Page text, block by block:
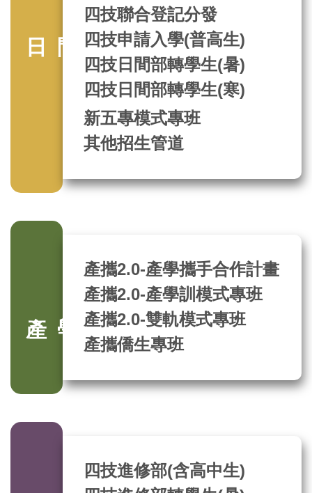
日間部招生
四技聯合登記分發
四技申請入學(普高生)
四技日間部轉學生(暑)
四技日間部轉學生(寒)
新五專模式專班
其他招生管道
產學班招生
產攜2.0-產學攜手合作計畫
產攜2.0-產學訓模式專班
產攜2.0-雙軌模式專班
產攜僑生專班
四技進修部(含高中生)